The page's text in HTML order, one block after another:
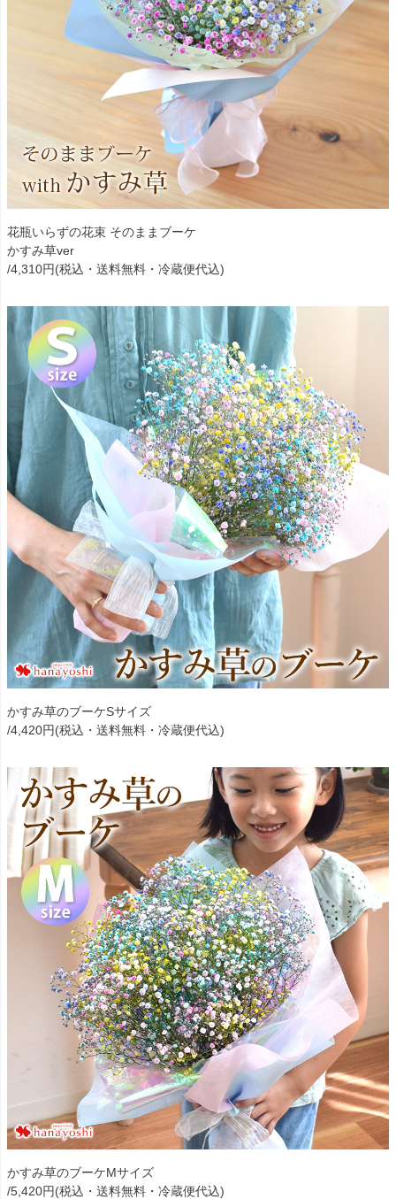
花瓶いらずの花束 そのままブーケ
かすみ草ver
/4,310円(税込・送料無料・冷蔵便代込)
かすみ草のブーケSサイズ
/4,420円(税込・送料無料・冷蔵便代込)
かすみ草のブーケMサイズ
/5,420円(税込・送料無料・冷蔵便代込)